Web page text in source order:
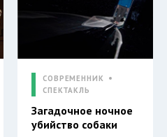
СОВРЕМЕННИК
СПЕКТАКЛЬ
Загадочное ночное
убийство собаки